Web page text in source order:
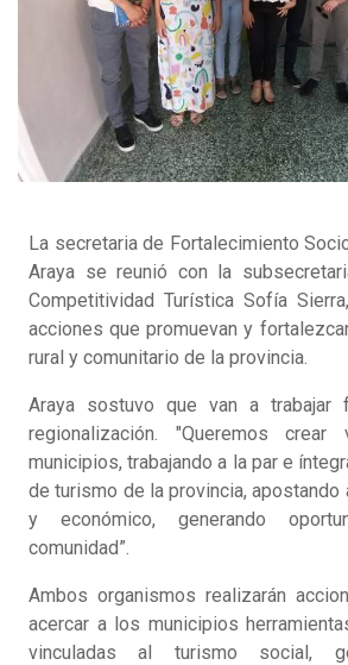
La secretaria de Fortalecimiento
Araya se reunió con la
Competitividad Turística Sofía
acciones que promuevan y
rural y comunitario de la provincia.
Araya sostuvo que van a trabajar
regionalización. "Queremos
municipios, trabajando a la par e
de turismo de la provincia,
y económico, generando
comunidad”.
Ambos organismos realizarán
acercar a los municipios
vinculadas al turismo social,